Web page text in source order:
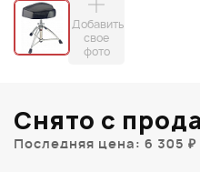
Добавить
свое
фото
Снято с
Последняя цена: 6 305 ₽